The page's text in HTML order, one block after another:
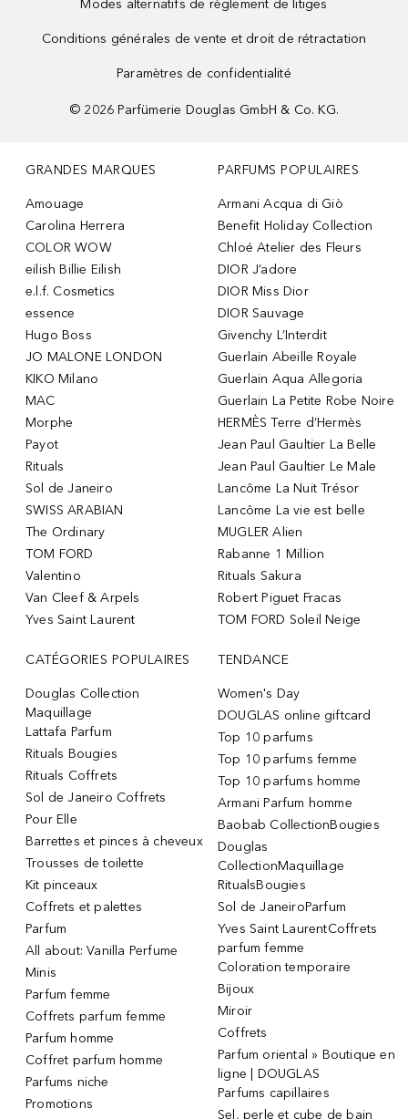
Modes alternatifs de règlement de litiges
Conditions générales de vente et droit de rétractation
Paramètres de confidentialité
© 2026 Parfümerie Douglas GmbH & Co. KG.
GRANDES MARQUES
Amouage
Carolina Herrera
COLOR WOW
eilish Billie Eilish
e.l.f. Cosmetics
essence
Hugo Boss
JO MALONE LONDON
KIKO Milano
MAC
Morphe
Payot
Rituals
Sol de Janeiro
SWISS ARABIAN
The Ordinary
TOM FORD
Valentino
Van Cleef & Arpels
Yves Saint Laurent
PARFUMS POPULAIRES
Armani Acqua di Giò
Benefit Holiday Collection
Chloé Atelier des Fleurs
DIOR J’adore
DIOR Miss Dior
DIOR Sauvage
Givenchy L’Interdit
Guerlain Abeille Royale
Guerlain Aqua Allegoria
Guerlain La Petite Robe Noire
HERMÈS Terre d’Hermès
Jean Paul Gaultier La Belle
Jean Paul Gaultier Le Male
Lancôme La Nuit Trésor
Lancôme La vie est belle
MUGLER Alien
Rabanne 1 Million
Rituals Sakura
Robert Piguet Fracas
TOM FORD Soleil Neige
CATÉGORIES POPULAIRES
Douglas Collection
Maquillage
Lattafa Parfum
Rituals Bougies
Rituals Coffrets
Sol de Janeiro Coffrets
Pour Elle
Barrettes et pinces à cheveux
Trousses de toilette
Kit pinceaux
Coffrets et palettes
Parfum
All about: Vanilla Perfume
Minis
Parfum femme
Coffrets parfum femme
Parfum homme
Coffret parfum homme
Parfums niche
Promotions
TENDANCE
Women's Day
DOUGLAS online giftcard
Top 10 parfums
Top 10 parfums femme
Top 10 parfums homme
Armani Parfum homme
Baobab CollectionBougies
Douglas
CollectionMaquillage
RitualsBougies
Sol de JaneiroParfum
Yves Saint LaurentCoffrets
parfum femme
Coloration temporaire
Bijoux
Miroir
Coffrets
Parfum oriental » Boutique en
ligne | DOUGLAS
Parfums capillaires
Sel, perle et cube de bain